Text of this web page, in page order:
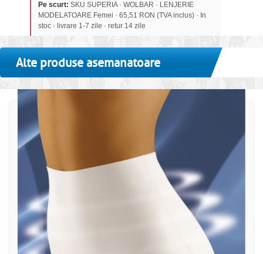
Pe scurt: SKU SUPERIA · WOLBAR · LENJERIE
MODELATOARE Femei · 65,51 RON (TVA inclus) · In
stoc · livrare 1-7 zile · retur 14 zile
Alte produse asemanatoare